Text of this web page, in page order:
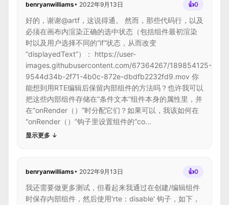
benryanwilliams• 2022年9月13日 👍0
好的，谢谢@artf，这说得通。 然而，那些代码行，以及
必须在画布内渲染正确的选中状态（包括组件最初渲染
时以及用户选择不同的“if”状态，从而改变
“displayedText”）： https://user-
images.githubusercontent.com/67364267/189854125-
9544d34b-2f71-4b0c-872e-dbdfb2232fd9.mov 你
能想到用RTE编辑后保留内部组件的方法吗？也许我可以
把这些内部组件存储在“条件文本”组件本身的属性里，并
在“onRender（）”时分配它们？如果可以，我该如何在
“onRender（）”钩子里设置组件的“co...
显示更多 ↓
benryanwilliams• 2022年9月13日 👍0
我还需要做更多测试，但看起来我通过在创建/编辑组件
时保存内部组件，然后使用'rte：disable' 钩子，如下，